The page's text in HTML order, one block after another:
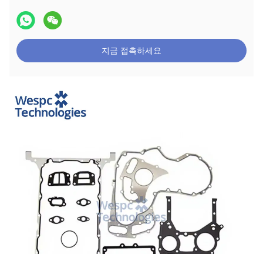
지금 접촉하세요